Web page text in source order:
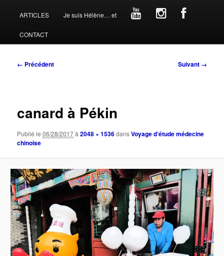
ARTICLES Je suis Hélène… et
CONTACT
Navigation
← Précédent Suivant →
canard à Pékin
Publié le06/28/2017à2048 × 1536dansVoyage d’étude médecine
chinoise